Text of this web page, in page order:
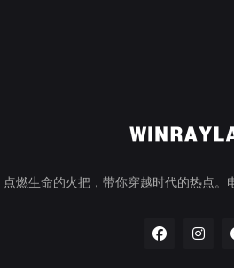
点燃生命的火把，带你穿越时代的热点